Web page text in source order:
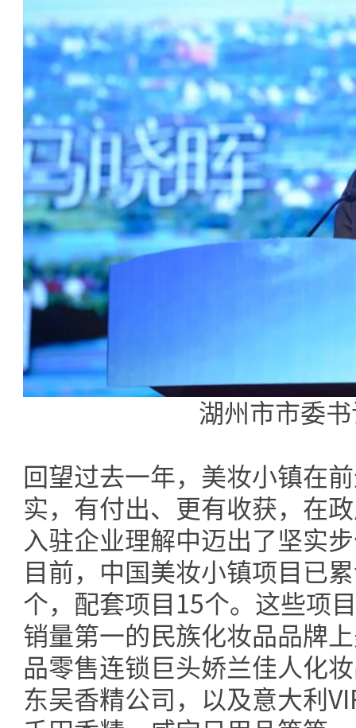
湖州市市委
回望过去一年，美妆小镇在
实，有付出、更有收获，在
入驻企业理解中迈出了坚实
目前，中国美妆小镇项目已
个，配套项目15个。这些项
销量第一的民族化妆品品牌
品零售连锁巨头娇兰佳人化
东吴香精公司，以及意大利